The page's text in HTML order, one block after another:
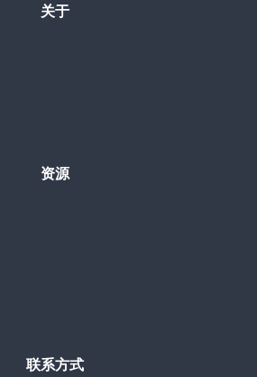
关于
资源
联系方式